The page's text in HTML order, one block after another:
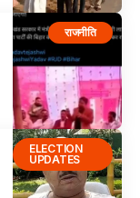
राजनीति
ELECTION
UPDATES